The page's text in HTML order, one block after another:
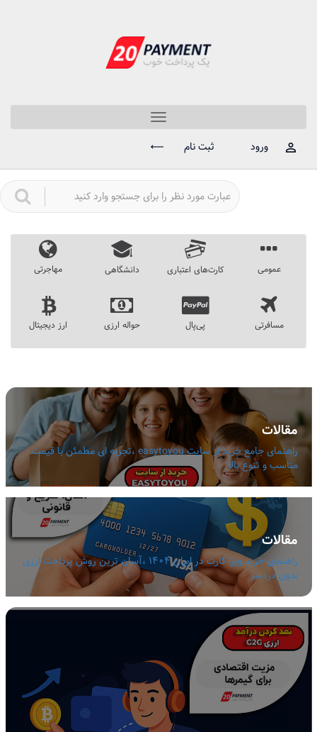
Toggle
navigation
ورود
ثبت نام
عمومی کارت‌های اعتباری دانشگاهی مهاجرتی
مسافرتی پی‌پال حواله ارزی ارز دیجیتال
مقالات
راهنمای جامع خرید از سایت easytoyou ،تجربه ای مطمئن با قیمت
مناسب و تنوع بالا
مقالات
راهنمای خرید ویزا کارت در ایران 1404 ،آسان ترین روش پرداخت ارزی
بدون دردسر